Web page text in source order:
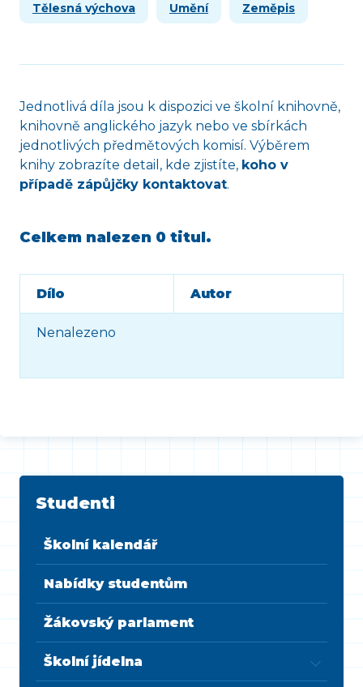
Tělesná výchova Umění Zeměpis
Jednotlivá díla jsou k dispozici ve školní knihovně,
knihovně anglického jazyk nebo ve sbírkách
jednotlivých předmětových komisí. Výběrem
knihy zobrazíte detail, kde zjistíte, koho v
případě zápůjčky kontaktovat.
Celkem nalezen 0 titul.
Dílo Autor
Nenalezeno
Studenti
Školní kalendář
Nabídky studentům
Žákovský parlament
Školní jídelna